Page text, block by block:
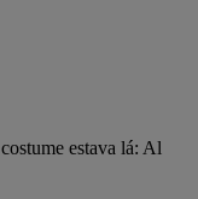
estava lá: Al